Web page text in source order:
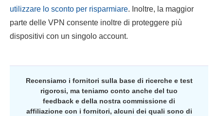
utilizzare lo sconto per risparmiare. Inoltre, la maggior
parte delle VPN consente inoltre di proteggere più
dispositivi con un singolo account.
Recensiamo i fornitori sulla base di ricerche e test
rigorosi, ma teniamo conto anche del tuo
feedback e della nostra commissione di
affiliazione con i fornitori, alcuni dei quali sono di